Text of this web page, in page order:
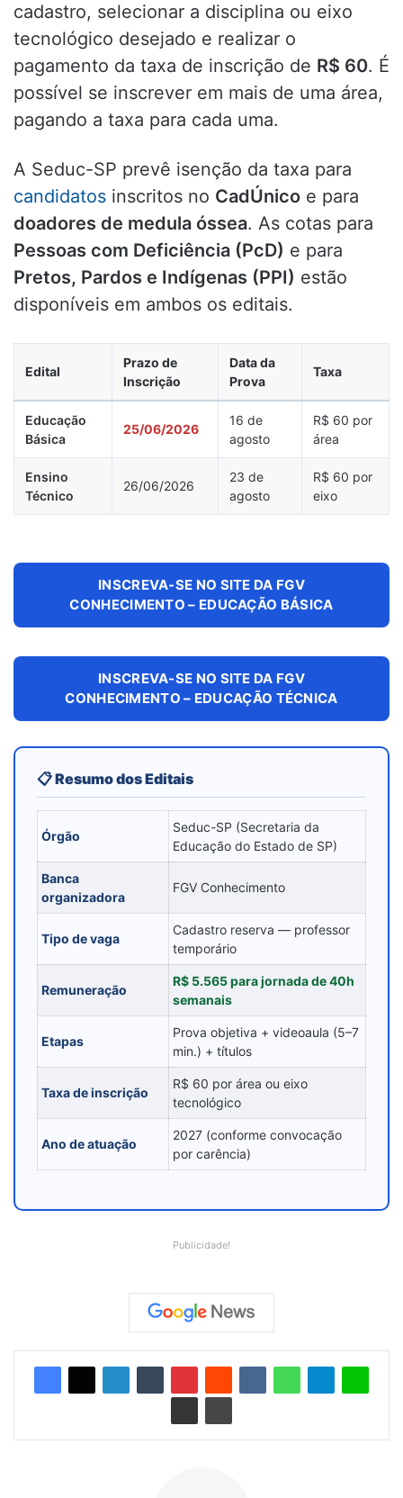
cadastro, selecionar a disciplina ou eixo
tecnológico desejado e realizar o
pagamento da taxa de inscrição de R$ 60. É
possível se inscrever em mais de uma área,
pagando a taxa para cada uma.
A Seduc-SP prevê isenção da taxa para
candidatos inscritos no CadÚnico e para
doadores de medula óssea. As cotas para
Pessoas com Deficiência (PcD) e para
Pretos, Pardos e Indígenas (PPI) estão
disponíveis em ambos os editais.
Edital
Prazo de
Inscrição
Data da
Prova
Taxa
Educação
Básica
25/06/2026
16 de
agosto
R$ 60 por
área
Ensino
Técnico
26/06/2026
23 de
agosto
R$ 60 por
eixo
INSCREVA-SE NO SITE DA FGV
CONHECIMENTO – EDUCAÇÃO BÁSICA
INSCREVA-SE NO SITE DA FGV
CONHECIMENTO – EDUCAÇÃO TÉCNICA
📋 Resumo dos Editais
Órgão
Seduc-SP (Secretaria da
Educação do Estado de SP)
Banca
organizadora
FGV Conhecimento
Tipo de vaga
Cadastro reserva — professor
temporário
Remuneração
R$ 5.565 para jornada de 40h
semanais
Etapas
Prova objetiva + videoaula (5–7
min.) + títulos
Taxa de inscrição
R$ 60 por área ou eixo
tecnológico
Ano de atuação
2027 (conforme convocação
por carência)
Publicidade!